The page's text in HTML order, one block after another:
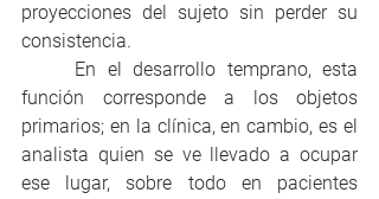
proyecciones del sujeto sin perder su
consistencia.
función corresponde a los objetos
primarios; en la clínica, en cambio, es el
analista quien se ve llevado a ocupar
ese lugar, sobre todo en pacientes